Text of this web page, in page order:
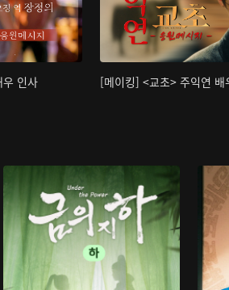
인사 [메이킹] <교초> 주익연 배